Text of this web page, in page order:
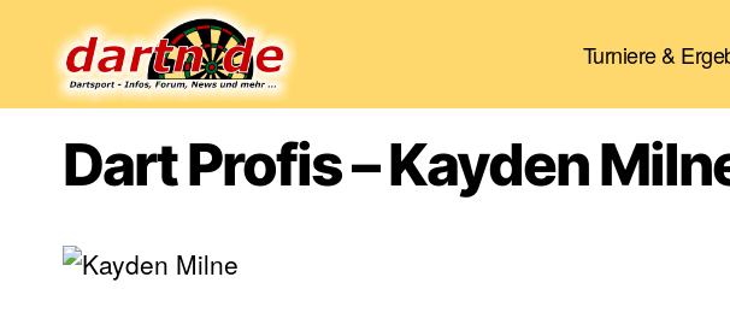
Turniere &
Dart Profis – Kayden